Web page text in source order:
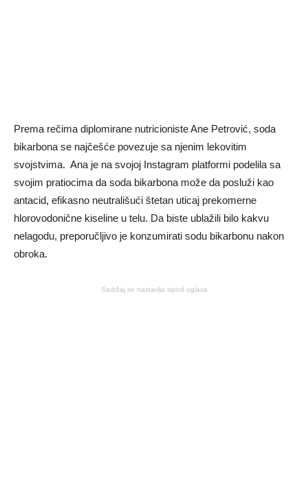
Prema rečima diplomirane nutricioniste Ane Petrović, soda
bikarbona se najčešće povezuje sa njenim lekovitim
svojstvima. Ana je na svojoj Instagram platformi podelila sa
svojim pratiocima da soda bikarbona može da posluži kao
antacid, efikasno neutrališući štetan uticaj prekomerne
hlorovodonične kiseline u telu. Da biste ublažili bilo kakvu
nelagodu, preporučljivo je konzumirati sodu bikarbonu nakon
obroka.
Sadržaj se nastavlja ispod oglasa